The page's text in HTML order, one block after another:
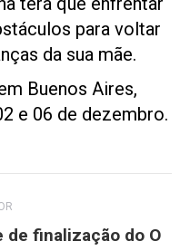
para voltar
da sua mãe.
Buenos Aires,
e 06 de dezembro.
de finalização do O